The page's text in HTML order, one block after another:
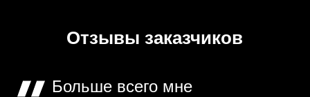
Отзывы заказчиков
Больше всего мне